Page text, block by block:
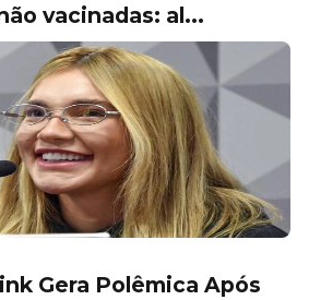
vacinadas: al...
Gera Polêmica Após